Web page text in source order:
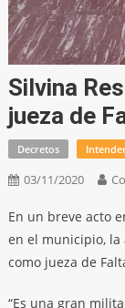
Silvina
jueza de
Decretos
03/11/2020
En un breve acto
en el municipio, la
como jueza de
“Es una gran